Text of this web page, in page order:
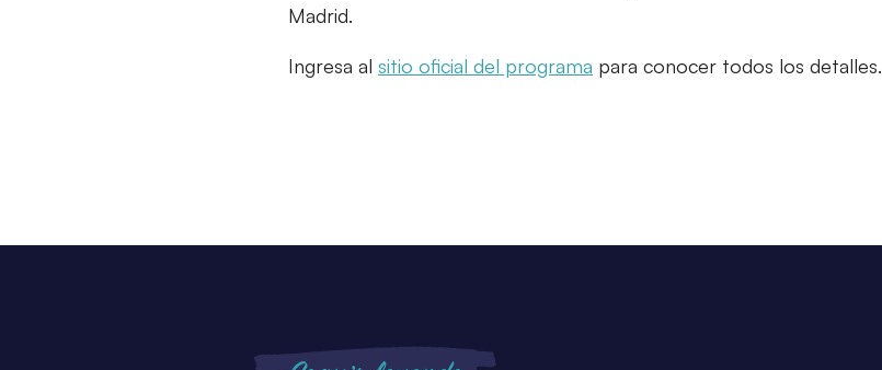
Madrid.
Ingresa al sitio oficial del programa para conocer todos los detalles.